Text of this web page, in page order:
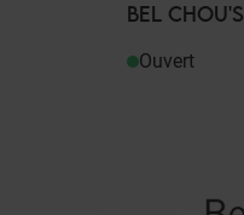
BEL CHOU'S
Ouvert